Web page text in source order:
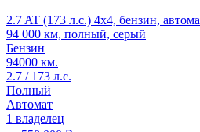
2.7 AT (173 л.с.) 4x4, бензин,
94 000 км, полный, серый
Бензин
94000 км.
2.7 / 173 л.с.
Полный
Автомат
1 владелец